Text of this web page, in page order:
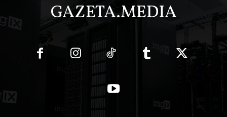
GAZETA.MEDIA